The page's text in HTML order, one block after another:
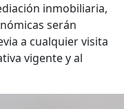
inmobiliaria,
serán
a cualquier visita
vigente y al